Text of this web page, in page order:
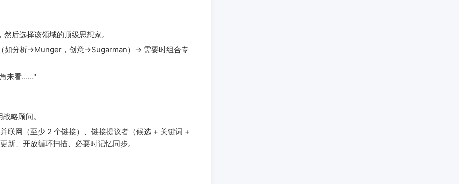
然后选择该领域的顶级思想家。
如分析→Munger，创意→Sugarman）→ 需要时组合专
来看……"
略顾问。
联网（至少 2 个链接）、链接提议者（候选 + 关键词 +
、开放循环扫描、必要时记忆同步。